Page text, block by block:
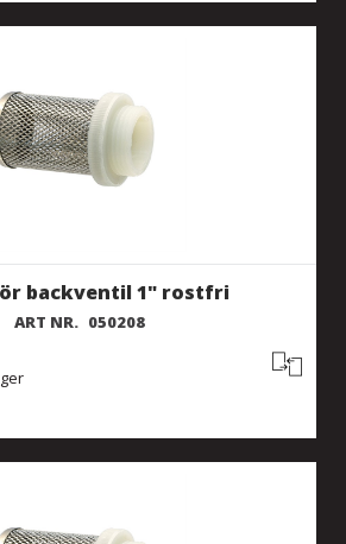
backventil 1" rostfri
ART NR. 050208